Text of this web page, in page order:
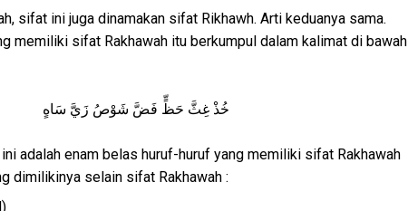
sifat ini juga dinamakan sifat Rikhawh. Arti keduanya sama.
memiliki sifat Rakhawah itu berkumpul dalam kalimat di bawah
خُذْ غِثَّ حَظٍّ فَضَّ شَوْصُ زَيَّ سَاهٍ
adalah enam belas huruf-huruf yang memiliki sifat Rakhawah
dimilikinya selain sifat Rakhawah :